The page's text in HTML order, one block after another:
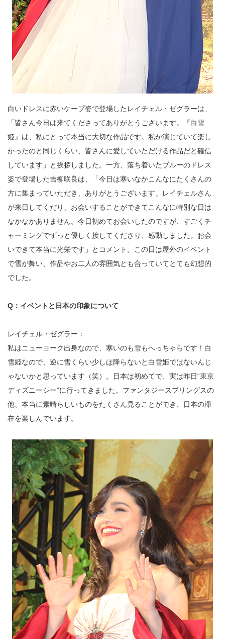
白いドレスに赤いケープ姿で登場したレイチェル・ゼグラーは、
「皆さん今日は来てくださってありがとうございます。『白雪
姫』は、私にとって本当に大切な作品です。私が演じていて楽し
かったのと同じくらい、皆さんに愛していただける作品だと確信
しています」と挨拶しました。一方、落ち着いたブルーのドレス
姿で登場した吉柳咲良は、「今日は寒いなかこんなにたくさんの
方に集まっていただき、ありがとうございます。レイチェルさん
が来日してくだり、お会いすることができてこんなに特別な日は
なかなかありません。今日初めてお会いしたのですが、すごくチ
ャーミングでずっと優しく接してくださり、感動しました。お会
いできて本当に光栄です」とコメント。この日は屋外のイベント
で雪が舞い、作品やお二人の雰囲気とも合っていてとても幻想的
でした。
Q：イベントと日本の印象について
レイチェル・ゼグラー：
私はニューヨーク出身なので、寒いのも雪もへっちゃらです！白
雪姫なので、逆に雪くらい少しは降らないと白雪姫ではないんじ
ゃないかと思っています（笑）。日本は初めてで、実は昨日“東京
ディズニーシー”に行ってきました。ファンタジースプリングスの
他、本当に素晴らしいものをたくさん見ることができ、日本の滞
在を楽しんでいます。